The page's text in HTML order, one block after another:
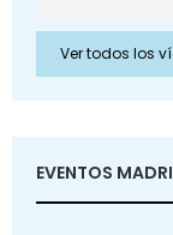
Ver todos los
EVENTOS